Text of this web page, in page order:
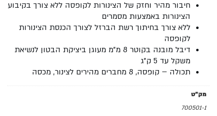
חיבור מהיר וחזק של הצינורות לקופסה ללא צורך בקיבוע
הצינורות באמצעות מסמרים
ללא צורך בחיתוך רשת הברזל לצורך הכנסת הצינורות
לקופסה
דיבל מובנה בקוטר 8 מ"מ מעוגן ביציקת הבטון לנשיאת
משקל עד 5 ק"ג
תכולה – קופסה, 8 מחברים מהירים לצינור, מכסה
מק"ט
700501-1